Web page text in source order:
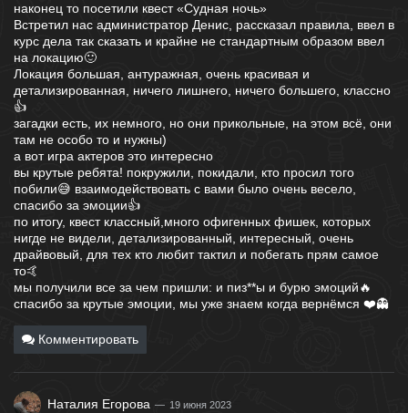
наконец то посетили квест «Судная ночь»
Встретил нас администратор Денис, рассказал правила, ввел в
курс дела так сказать и крайне не стандартным образом ввел
на локацию🙂
Локация большая, антуражная, очень красивая и
детализированная, ничего лишнего, ничего большего, классно
👍
загадки есть, их немного, но они прикольные, на этом всё, они
там не особо то и нужны)
а вот игра актеров это интересно
вы крутые ребята! покружили, покидали, кто просил того
побили😅 взаимодействовать с вами было очень весело,
спасибо за эмоции👍
по итогу, квест классный,много офигенных фишек, которых
нигде не видели, детализированный, интересный, очень
драйвовый, для тех кто любит тактил и побегать прям самое
то🤙
мы получили все за чем пришли: и пиз**ы и бурю эмоций🔥
спасибо за крутые эмоции, мы уже знаем когда вернёмся ❤️👻
Комментировать
Наталия Егорова 19 июня 2023